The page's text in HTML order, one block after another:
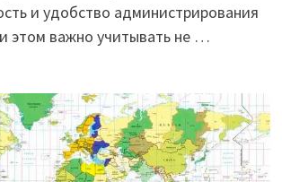
и удобство администрирования
этом важно учитывать не …